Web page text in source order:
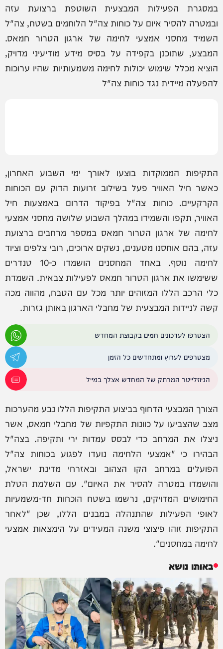
במסגרת הפעילות המבצעית השוטפת ברצועת עזה
ובמטרה להסיר איום על כוחות צה"ל הלוחמים בשטח, צה"ל
השמיד מחסני אמצעי לחימה של ארגון הטרור חמאס.
המבצע, שתוכנן בקפידה על בסיס מידע מודיעיני מדויק,
הוציא מכלל שימוש יכולות לחימה משמעותיות שהיו ערוכות
להפעלה מיידית נגד כוחות צה"ל
התקיפות הממוקדות בוצעו לאורך ימי השבוע האחרון,
כאשר חיל האוויר פעל בשילוב זרועות הדוק עם הכוחות
הקרקעיים. כוחות צה"ל בפיקוד הדרום באמצעות חיל
האוויר, תקפו והשמידו במהלך השבוע שלושה מחסני אמצעי
לחימה של ארגון הטרור חמאס במספר מרחבים ברצועת
עזה, בהם אוחסנו מטענים, נשקים ארוכים, רובי צלפים וציוד
לחימה נוסף. באחד המחסנים הושמדו כ-10 טנדרים
ששימשו את ארגון הטרור חמאס לפעילות צבאית. השמדת
כלי הרכב הללו המזוהים יותר מכל עם הטבח, מהווה מכה
קשה לניידות המבצעית של מחבלי הארגון באותן גזרות.
הצטרפו לעדכונים חמים בקבוצת המחדש
מצטרפים לערוץ ומתחדשים כל הזמן
הניוזלייטר המרתק של המחדש אצלך במייל
הצורך המבצעי הדחוף בביצוע התקיפות הללו נבע מהערכות
מצב שהצביעו על כוונות התקפיות של מחבלי חמאס, אשר
ניצלו את המרחב כדי לבסס עמדות ירי ותקיפה. בצה"ל
הבהירו כי "אמצעי הלחימה נועדו לפגוע בכוחות צה"ל
הפועלים במרחב הקו הצהוב ובאזרחי מדינת ישראל,
והושמדו במטרה להסיר את האיום". עם השלמת הטלת
החימושים המדויקים, נרשמו בשטח הוכחות חד-משמעיות
לאופי הפעילות שהתנהלה במבנים הללו, שכן "לאחר
התקיפות זוהו פיצוצי משנה המעידים על הימצאות אמצעי
לחימה במחסנים".
באותו נושא